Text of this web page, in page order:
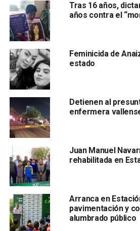
Por lo cual, se notificó al Servicio
para que realizara el traslado del
Ley. Asimismo,
acudió al sitio para realizar el
análisis del área.
De igual manera, elementos
llevan a cabo las acciones
mismas que permitieron
fallecida, además, las primeras
Tras 16 años,
años contra el
Feminicida de
estado
Detienen al
enfermera
Juan Manuel
rehabilitada en
Arranca en
pavimentación y
alumbrado público